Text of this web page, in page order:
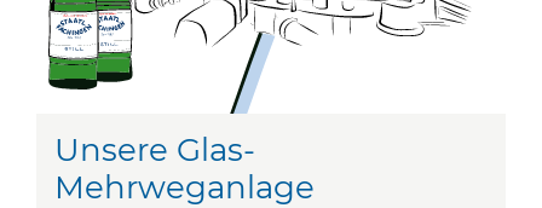
Unsere Glas-
Mehrweganlage